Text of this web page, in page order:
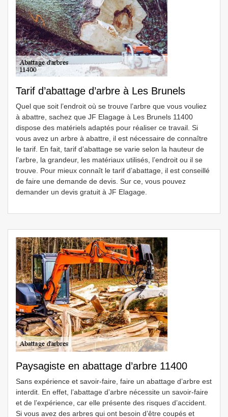
Tarif d’abattage d’arbre à Les Brunels
Quel que soit l’endroit où se trouve l’arbre que vous vouliez
à abattre, sachez que JF Elagage à Les Brunels 11400
dispose des matériels adaptés pour réaliser ce travail. Si
vous avez un arbre à abattre, il est nécessaire de connaître
le tarif. En fait, tarif d’abattage se varie selon la hauteur de
l’arbre, la grandeur, les matériaux utilisés, l’endroit ou il se
trouve. Pour mieux connaît le tarif d’abattage, il est conseillé
de faire une demande de devis. Sur ce, vous pouvez
demander un devis gratuit à JF Elagage.
Paysagiste en abattage d’arbre 11400
Sans expérience et savoir-faire, faire un abattage d’arbre est
interdit. En effet, l’abattage d’arbre nécessite un savoir-faire
et de l’expérience, car elle présente des risques d’accident.
Si vous avez des arbres qui ont besoin d’être coupés et